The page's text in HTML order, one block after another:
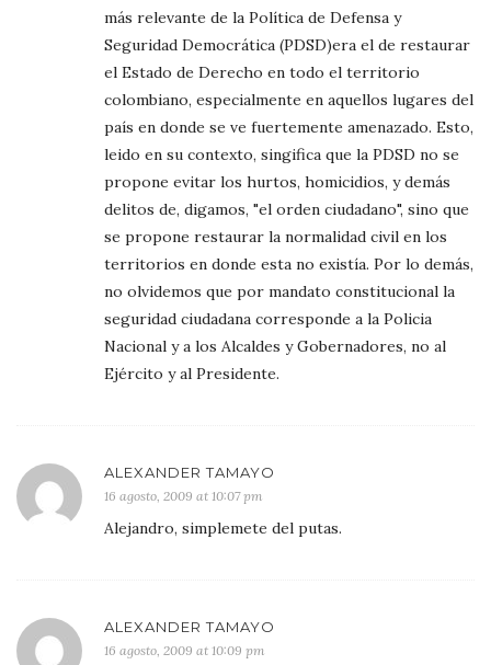
más relevante de la Política de Defensa y
Seguridad Democrática (PDSD)era el de restaurar
el Estado de Derecho en todo el territorio
colombiano, especialmente en aquellos lugares del
país en donde se ve fuertemente amenazado. Esto,
leido en su contexto, singifica que la PDSD no se
propone evitar los hurtos, homicidios, y demás
delitos de, digamos, "el orden ciudadano", sino que
se propone restaurar la normalidad civil en los
territorios en donde esta no existía. Por lo demás,
no olvidemos que por mandato constitucional la
seguridad ciudadana corresponde a la Policia
Nacional y a los Alcaldes y Gobernadores, no al
Ejército y al Presidente.
ALEXANDER TAMAYO
16 agosto, 2009 at 10:07 pm
Alejandro, simplemete del putas.
ALEXANDER TAMAYO
16 agosto, 2009 at 10:09 pm